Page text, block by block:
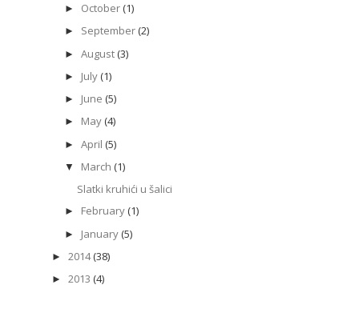
► October (1)
► September (2)
► August (3)
► July (1)
► June (5)
► May (4)
► April (5)
▼ March (1)
Slatki kruhići u šalici
► February (1)
► January (5)
► 2014 (38)
► 2013 (4)